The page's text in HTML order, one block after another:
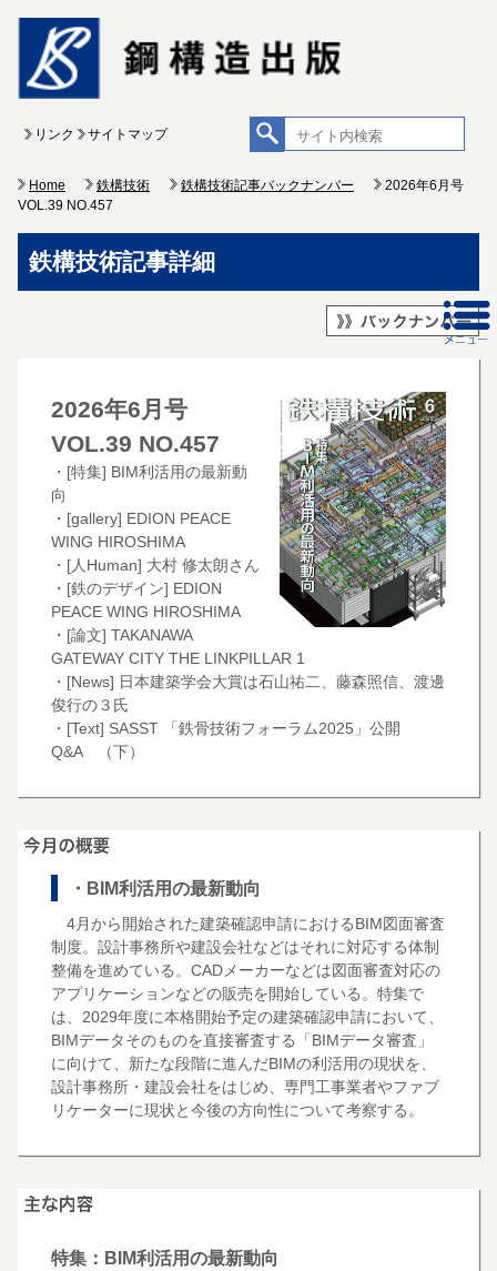
リンク サイトマップ
Home 鉄構技術 鉄構技術記事バックナンバー
2026年6月号
VOL.39 NO.457
鉄構技術記事詳細
2026年6月号
VOL.39 NO.457
・[特集] BIM利活用の最新動
向
・[gallery] EDION PEACE
WING HIROSHIMA
・[人Human] 大村 修太朗さん
・[鉄のデザイン] EDION
PEACE WING HIROSHIMA
・[論文] TAKANAWA
GATEWAY CITY THE LINKPILLAR 1
・[News] 日本建築学会大賞は石山祐二、藤森照信、渡邊
俊行の３氏
・[Text] SASST 「鉄骨技術フォーラム2025」公開
Q&A （下）
・BIM利活用の最新動向
4月から開始された建築確認申請におけるBIM図面審査
制度。設計事務所や建設会社などはそれに対応する体制
整備を進めている。CADメーカーなどは図面審査対応の
アプリケーションなどの販売を開始している。特集で
は、2029年度に本格開始予定の建築確認申請において、
BIMデータそのものを直接審査する「BIMデータ審査」
に向けて、新たな段階に進んだBIMの利活用の現状を、
設計事務所・建設会社をはじめ、専門工事業者やファブ
リケーターに現状と今後の方向性について考察する。
特集：BIM利活用の最新動向